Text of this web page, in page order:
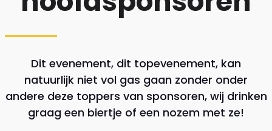
Dit evenement, dit topevenement, kan
natuurlijk niet vol gas gaan zonder onder
andere deze toppers van sponsoren, wij drinken
graag een biertje of een nozem met ze!